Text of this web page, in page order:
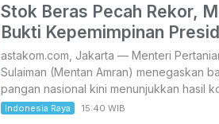
Stok Beras Pecah Rekor,
Bukti Kepemimpinan
astakom.com, Jakarta — Menteri
Sulaiman (Mentan Amran) menegaskan
pangan nasional kini menunjukkan hasil
Indonesia Raya 15:40 WIB